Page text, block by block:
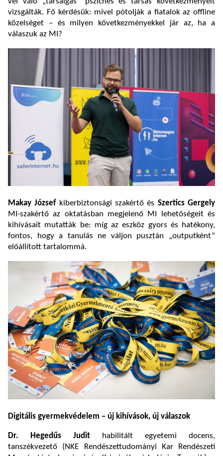
vizsgálták. Fő kérdésük: mivel pótolják a fiatalok az offline
közelséget – és milyen következményekkel jár az, ha a
válaszuk az MI?
Makay Józsefkiberbiztonsági szakértő és Szertics Gergely
MI-szakértő az oktatásban megjelenő MI lehetőségeit és
kihívásait mutatták be: míg az eszköz gyors és hatékony,
fontos, hogy a tanulás ne váljon pusztán „outputként”
előállított tartalommá.
Digitális gyermekvédelem – új kihívások, új válaszok
Dr. Hegedűs Judit habilitált egyetemi docens,
tanszékvezető (NKE Rendészettudományi Kar Rendészeti